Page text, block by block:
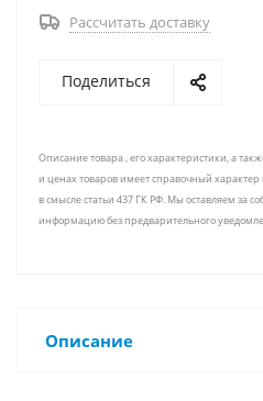
Рассчитать доставку
Поделиться
Описание товара , его характеристики, а
и ценах товаров имеет справочный
в смысле статьи 437 ГК РФ. Мы оставляем за
информацию без предварительного
Описание